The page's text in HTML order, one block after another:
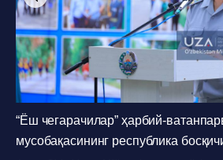
“Ёш чегарачилар” ҳарбий-
мусобақасининг республика
Фото
Фото: O'zbekiston Milliy axborot agentligi
Фото: O'zbekiston Milliy axborot agentligi